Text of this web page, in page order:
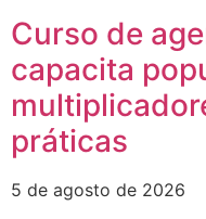
Curso de
capacita
práticas
5 de agosto de 2026